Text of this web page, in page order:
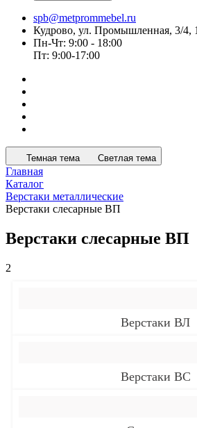
spb@metprommebel.ru
Кудрово, ул. Промышленная, 3/4,
Пн-Чт: 9:00 - 18:00
Пт: 9:00-17:00
Темная тема Светлая тема
Главная
Каталог
Верстаки металлические
Верстаки слесарные ВП
Верстаки слесарные ВП
2
Верстаки ВЛ
Верстаки ВС